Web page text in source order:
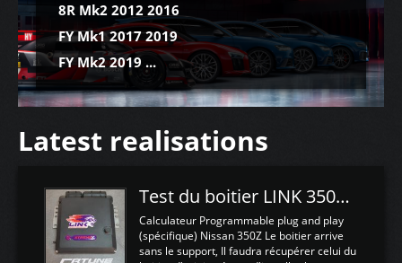
8R Mk2 2012 2016
FY Mk1 2017 2019
FY Mk2 2019 ...
Latest realisations
Test du boitier LINK 350Z Plugin ECU
Calculateur Programmable plug and play
(spécifique) Nissan 350Z Le boitier arrive
sans le support, Il faudra récupérer celui du